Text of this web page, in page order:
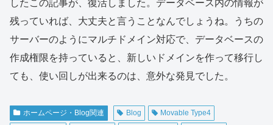
したこの記事が、復活しました。データベース内の情報が
残っていれば、大丈夫と言うことなんでしょうね。うちの
サーバーのようにマルチドメイン対応で、データベースの
作成権限を持っていると、新しいドメインを作って移行し
ても、使い回しが出来るのは、意外な発見でした。
ホームページ・Blog関連 Blog Movable Type4